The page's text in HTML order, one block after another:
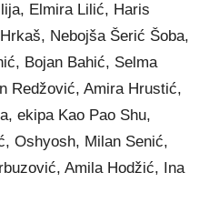
Elmira Lilić, Haris
Nebojša Šerić Šoba,
Bojan Bahić, Selma
Redžović, Amira Hrustić,
ekipa Kao Pao Shu,
Oshyosh, Milan Senić,
Amila Hodžić, Ina